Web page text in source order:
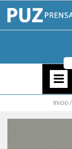
Inicio